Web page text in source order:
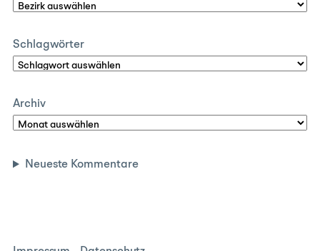
Schlagwörter
Archiv
Neueste Kommentare